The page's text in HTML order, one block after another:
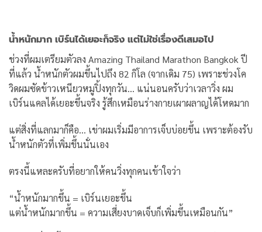
น้ำหนักมาก เบิร์นได้เยอะก็จริง แต่ไม่ใช่เรื่องดีเสมอไป
ช่วงที่ผมเตรียมตัวลง Amazing Thailand Marathon Bangkok ปี
ที่แล้ว น้ำหนักตัวผมขึ้นไปถึง 82 กิโล (จากเดิม 75) เพราะช่วงโค
วิดผมซัดข้าวเหนียวหมูปิ้งทุกวัน… แน่นอนครับว่าเวลาวิ่ง ผม
เบิร์นแคลได้เยอะขึ้นจริง รู้สึกเหมือนร่างกายเผาผลาญได้โหดมาก
แต่สิ่งที่แลกมาก็คือ… เข่าผมเริ่มมีอาการเจ็บบ่อยขึ้น เพราะต้องรับ
น้ำหนักตัวที่เพิ่มขึ้นนั่นเอง
ตรงนี้แหละครับที่อยากให้คนวิ่งทุกคนเข้าใจว่า
“น้ำหนักมากขึ้น = เบิร์นเยอะขึ้น
แต่น้ำหนักมากขึ้น = ความเสี่ยงบาดเจ็บก็เพิ่มขึ้นเหมือนกัน”